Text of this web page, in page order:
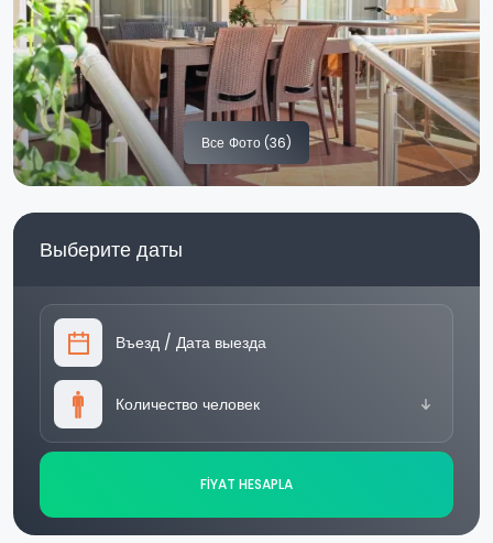
Все Фото (36)
Выберите даты
Въезд / Дата выезда
Количество человек
FİYAT HESAPLA